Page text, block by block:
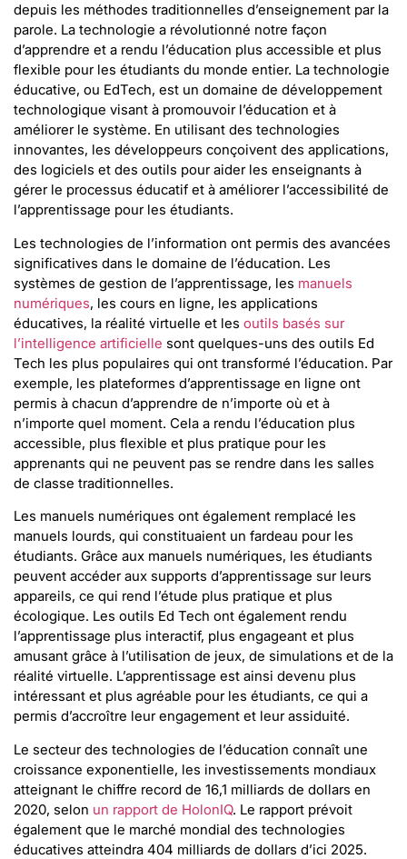
depuis les méthodes traditionnelles d’enseignement par la
parole. La technologie a révolutionné notre façon
d’apprendre et a rendu l’éducation plus accessible et plus
flexible pour les étudiants du monde entier. La technologie
éducative, ou EdTech, est un domaine de développement
technologique visant à promouvoir l’éducation et à
améliorer le système. En utilisant des technologies
innovantes, les développeurs conçoivent des applications,
des logiciels et des outils pour aider les enseignants à
gérer le processus éducatif et à améliorer l’accessibilité de
l’apprentissage pour les étudiants.
Les technologies de l’information ont permis des avancées
significatives dans le domaine de l’éducation. Les
systèmes de gestion de l’apprentissage, les manuels
numériques, les cours en ligne, les applications
éducatives, la réalité virtuelle et les outils basés sur
l’intelligence artificielle sont quelques-uns des outils Ed
Tech les plus populaires qui ont transformé l’éducation. Par
exemple, les plateformes d’apprentissage en ligne ont
permis à chacun d’apprendre de n’importe où et à
n’importe quel moment. Cela a rendu l’éducation plus
accessible, plus flexible et plus pratique pour les
apprenants qui ne peuvent pas se rendre dans les salles
de classe traditionnelles.
Les manuels numériques ont également remplacé les
manuels lourds, qui constituaient un fardeau pour les
étudiants. Grâce aux manuels numériques, les étudiants
peuvent accéder aux supports d’apprentissage sur leurs
appareils, ce qui rend l’étude plus pratique et plus
écologique. Les outils Ed Tech ont également rendu
l’apprentissage plus interactif, plus engageant et plus
amusant grâce à l’utilisation de jeux, de simulations et de la
réalité virtuelle. L’apprentissage est ainsi devenu plus
intéressant et plus agréable pour les étudiants, ce qui a
permis d’accroître leur engagement et leur assiduité.
Le secteur des technologies de l’éducation connaît une
croissance exponentielle, les investissements mondiaux
atteignant le chiffre record de 16,1 milliards de dollars en
2020, selon un rapport de HolonIQ. Le rapport prévoit
également que le marché mondial des technologies
éducatives atteindra 404 milliards de dollars d’ici 2025.